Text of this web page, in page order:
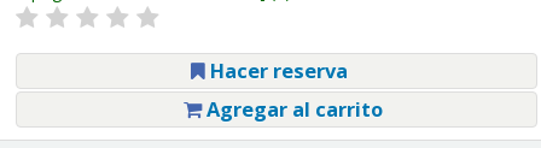
Hacer reserva
Agregar al carrito